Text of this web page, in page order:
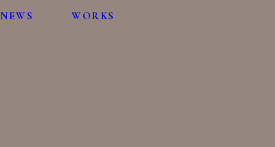
NEWS WORKS